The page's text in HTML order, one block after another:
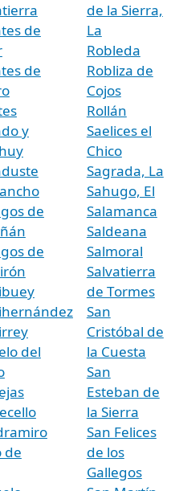
de
de
y
de
de
del
de
de la Sierra,
La
Robleda
Robliza de
Cojos
Rollán
Saelices el
Chico
Sagrada, La
Sahugo, El
Salamanca
Saldeana
Salmoral
Salvatierra
de Tormes
San
Cristóbal de
la Cuesta
San
Esteban de
la Sierra
San Felices
de los
Gallegos